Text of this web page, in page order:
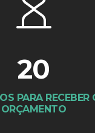
20
PARA RECEBER
ORÇAMENTO